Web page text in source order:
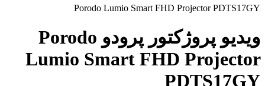
Porodo Lumio Smart FHD Projector PDTS17GY
ویدیو پروژکتور پرودو Porodo
Lumio Smart FHD Projector
PDTS17GY